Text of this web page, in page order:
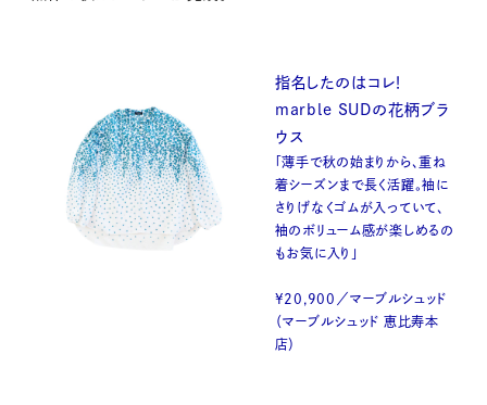
指名したのはコレ！
marble SUDの花柄ブラ
ウス
「薄手で秋の始まりから、重ね
着シーズンまで長く活躍。袖に
さりげなくゴムが入っていて、
袖のボリューム感が楽しめるの
もお気に入り」
¥20,900／マーブルシュッド
（マーブルシュッド 恵比寿本
店）